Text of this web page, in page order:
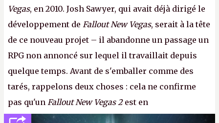
Vegas, en 2010. Josh Sawyer, qui avait déjà dirigé le
développement de Fallout New Vegas, serait à la tête
de ce nouveau projet – il abandonne un passage un
RPG non annoncé sur lequel il travaillait depuis
quelque temps. Avant de s'emballer comme des
tarés, rappelons deux choses : cela ne confirme
pas qu'un Fallout New Vegas 2est en
développement (pour ce que l'on sait, ils bossent